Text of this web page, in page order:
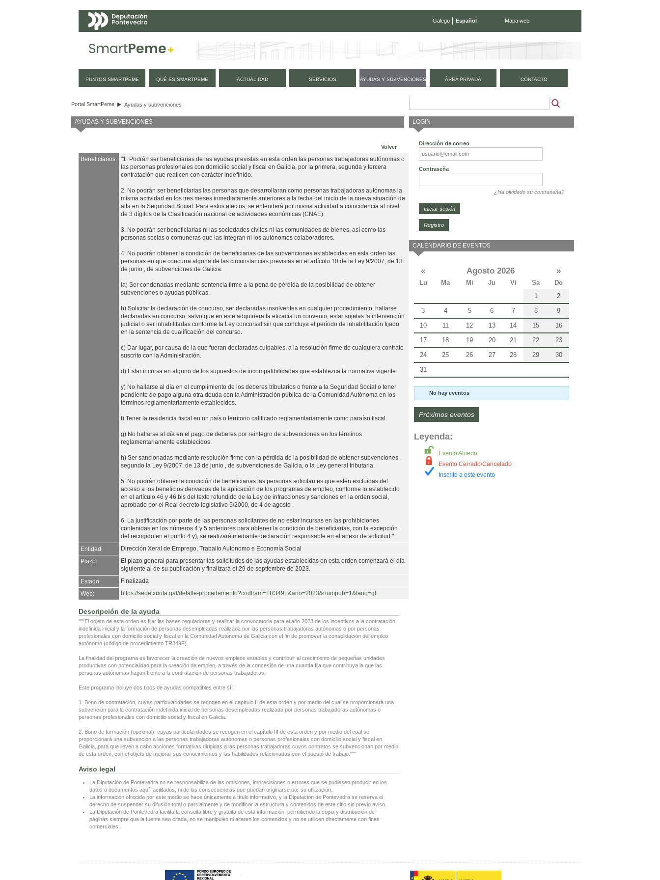
Galego Español Mapa web
PUNTOS SMARTPEME QUÉ ES SMARTPEME ACTUALIDAD SERVICIOS AYUDAS Y SUBVENCIONES ÁREA PRIVADA CONTACTO
Portal SmartPeme Ayudas y subvenciones
AYUDAS Y SUBVENCIONES
Volver
Beneficiarios: "1. Podrán ser beneficiarias de las ayudas previstas en esta orden las personas trabajadoras autónomas o
las personas profesionales con domicilio social y fiscal en Galicia, por la primera, segunda y tercera
contratación que realicen con carácter indefinido.
2. No podrán ser beneficiarias las personas que desarrollaran como personas trabajadoras autónomas la
misma actividad en los tres meses inmediatamente anteriores a la fecha del inicio de la nueva situación de
alta en la Seguridad Social. Para estos efectos, se entenderá por misma actividad a coincidencia al nivel
de 3 dígitos de la Clasificación nacional de actividades económicas (CNAE).
3. No podrán ser beneficiarias ni las sociedades civiles ni las comunidades de bienes, así como las
personas socias o comuneras que las integran ni los autónomos colaboradores.
4. No podrán obtener la condición de beneficiarias de las subvenciones establecidas en esta orden las
personas en que concurra alguna de las circunstancias previstas en el artículo 10 de la Ley 9/2007, de 13
de junio , de subvenciones de Galicia:
la) Ser condenadas mediante sentencia firme a la pena de pérdida de la posibilidad de obtener
subvenciones o ayudas públicas.
b) Solicitar la declaración de concurso, ser declaradas insolventes en cualquier procedimiento, hallarse
declaradas en concurso, salvo que en este adquiriera la eficacia un convenio, estar sujetas la intervención
judicial o ser inhabilitadas conforme la Ley concursal sin que concluya el período de inhabilitación fijado
en la sentencia de cualificación del concurso.
c) Dar lugar, por causa de la que fueran declaradas culpables, a la resolución firme de cualquiera contrato
suscrito con la Administración.
d) Estar incursa en alguno de los supuestos de incompatibilidades que establezca la normativa vigente.
y) No hallarse al día en el cumplimiento de los deberes tributarios o frente a la Seguridad Social o tener
pendiente de pago alguna otra deuda con la Administración pública de la Comunidad Autónoma en los
términos reglamentariamente establecidos.
f) Tener la residencia fiscal en un país o territorio calificado reglamentariamente como paraíso fiscal.
g) No hallarse al día en el pago de deberes por reintegro de subvenciones en los términos
reglamentariamente establecidos.
h) Ser sancionadas mediante resolución firme con la pérdida de la posibilidad de obtener subvenciones
segundo la Ley 9/2007, de 13 de junio , de subvenciones de Galicia, o la Ley general tributaria.
5. No podrán obtener la condición de beneficiarias las personas solicitantes que estén excluidas del
acceso a los beneficios derivados de la aplicación de los programas de empleo, conforme lo establecido
en el artículo 46 y 46.bis del texto refundido de la Ley de infracciones y sanciones en la orden social,
aprobado por el Real decreto legislativo 5/2000, de 4 de agosto .
6. La justificación por parte de las personas solicitantes de no estar incursas en las prohibiciones
contenidas en los números 4 y 5 anteriores para obtener la condición de beneficiarias, con la excepción
del recogido en el punto 4.y), se realizará mediante declaración responsable en el anexo de solicitud."
Entidad:
Dirección Xeral de Emprego, Traballo Autónomo e Economía Social
Plazo:
El plazo general para presentar las solicitudes de las ayudas establecidas en esta orden comenzará el día
siguiente al de su publicación y finalizará el 29 de septiembre de 2023.
Estado:
Finalizada
Web:
https://sede.xunta.gal/detalle-procedemento?codtram=TR349F&ano=2023&numpub=1&lang=gl
Descripción de la ayuda
"""El objeto de esta orden es fijar las bases reguladoras y realizar la convocatoria para el año 2023 de los incentivos a la contratación
indefinida inicial y la formación de personas desempleadas realizada por las personas trabajadoras autónomas o por personas
profesionales con domicilio social y fiscal en la Comunidad Autónoma de Galicia con el fin de promover la consolidación del empleo
autónomo (código de procedimiento TR349F).
La finalidad del programa es favorecer la creación de nuevos empleos estables y contribuir al crecimiento de pequeñas unidades
productivas con potencialidad para la creación de empleo, a través de la concesión de una cuantía fija que contribuya la que las
personas autónomas hagan frente a la contratación de personas trabajadoras.
Este programa incluye dos tipos de ayudas compatibles entre sí:
1. Bono de contratación, cuyas particularidades se recogen en el capítulo II de esta orden y por medio del cual se proporcionará una
subvención para la contratación indefinida inicial de personas desempleadas realizada por personas trabajadoras autónomas o
personas profesionales con domicilio social y fiscal en Galicia.
2. Bono de formación (opcional), cuyas particularidades se recogen en el capítulo III de esta orden y por medio del cual se
proporcionará una subvención a las personas trabajadoras autónomas o personas profesionales con domicilio social y fiscal en
Galicia, para que lleven a cabo acciones formativas dirigidas a las personas trabajadoras cuyos contratos se subvencionan por medio
de esta orden, con el objeto de mejorar sus conocimientos y las habilidades relacionadas con el puesto de trabajo."""
Aviso legal
La Diputación de Pontevedra no se responsabiliza de las omisiones, imprecisiones o errores que se pudiesen producir en los
datos o documentos aquí facilitados, ni de las consecuencias que puedan originarse por su utilización.
La información ofrecida por este medio se hace únicamente a título informativo, y la Diputación de Pontevedra se reserva el
derecho de suspender su difusión total o parcialmente y de modificar la estructura y contenidos de este sitio sin previo aviso.
La Diputación de Pontevedra facilita la consulta libre y gratuita de esta información, permitiendo la copia y distribución de
páginas siempre que la fuente sea citada, no se manipulen ni alteren los contenidos y no se utilicen directamente con fines
comerciales.
LOGIN
Dirección de correo
Contraseña
¿Ha olvidado su contraseña?
Registro
CALENDARIO DE EVENTOS
« Agosto 2026 »
Lu Ma Mi Ju Vi Sa
Do
1
2
3
4 5 6 7 8
9
10
11 12 13 14 15
16
17
18 19 20 21 22
23
24
25 26 27 28 29
30
31
No hay eventos
Próximos eventos
Leyenda:
Evento Abierto
Evento Cerrado/Cancelado
Inscrito a este evento